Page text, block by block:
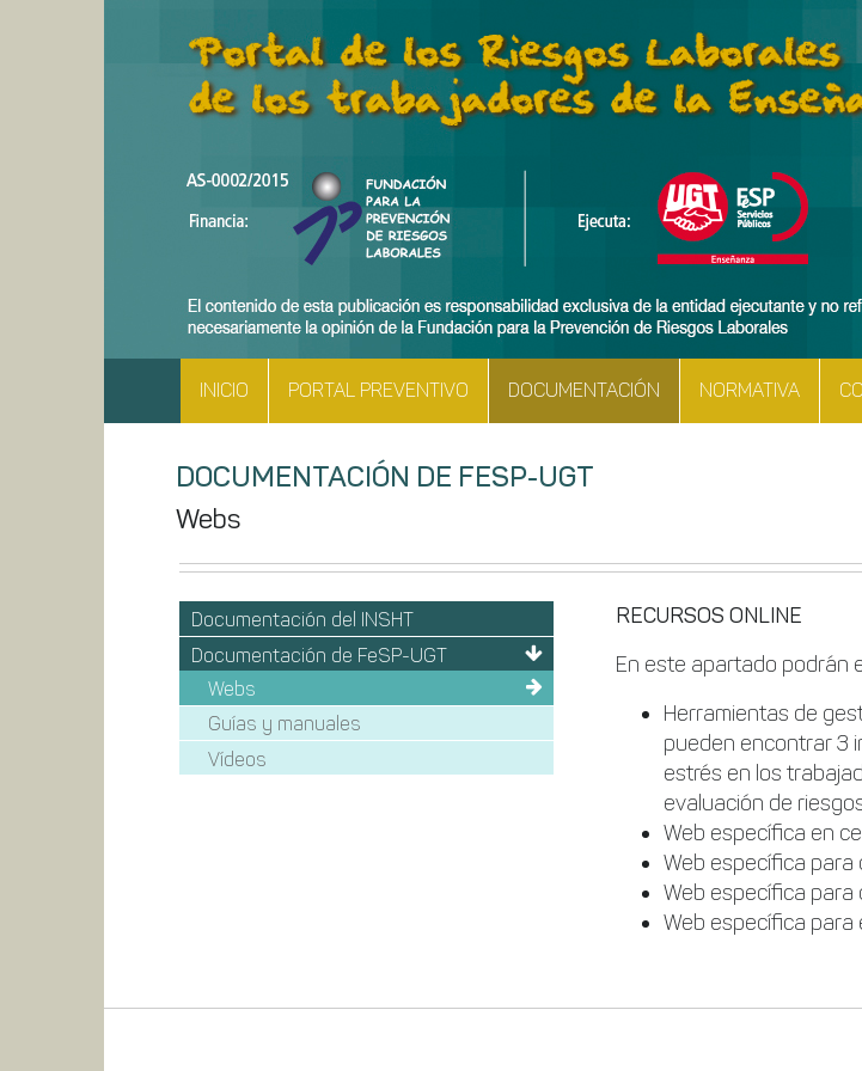
INICIO PORTAL PREVENTIVO DOCUMENTACIÓN NORMATIVA
DOCUMENTACIÓN DE FESP-UGT
Webs
Documentación del INSHT
Documentación de FeSP-UGT
Webs
Guías y manuales
Vídeos
RECURSOS ONLINE
En este apartado podrán
Herramientas de
pueden encontrar 3
estrés en los
evaluación de
Web específica en
Web específica para
Web específica
Web específica